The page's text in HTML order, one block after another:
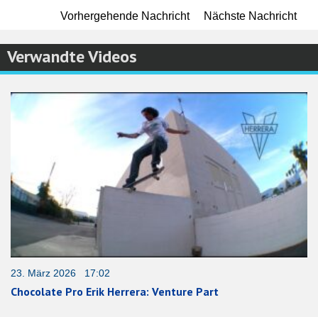
Vorhergehende Nachricht Nächste Nachricht
Verwandte Videos
23. März 2026 17:02
Chocolate Pro Erik Herrera: Venture Part